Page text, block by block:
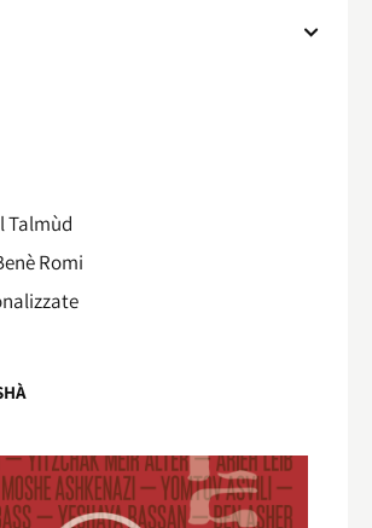
Talmùd
Romi​